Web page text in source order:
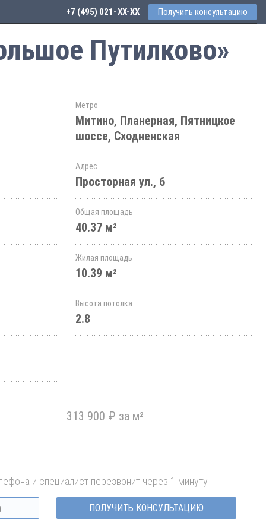
+7 (495) 021-41-76 Получить консультацию
Путилково»
Метро
Митино, Планерная, Пятницкое
шоссе, Сходненская
Адрес
Просторная ул., 6
Общая площадь
40.37 м²
Жилая площадь
10.39 м²
Высота потолка
2.8
313 900 ₽ за м²
и специалист перезвонит через 1 минуту
ПОЛУЧИТЬ КОНСУЛЬТАЦИЮ